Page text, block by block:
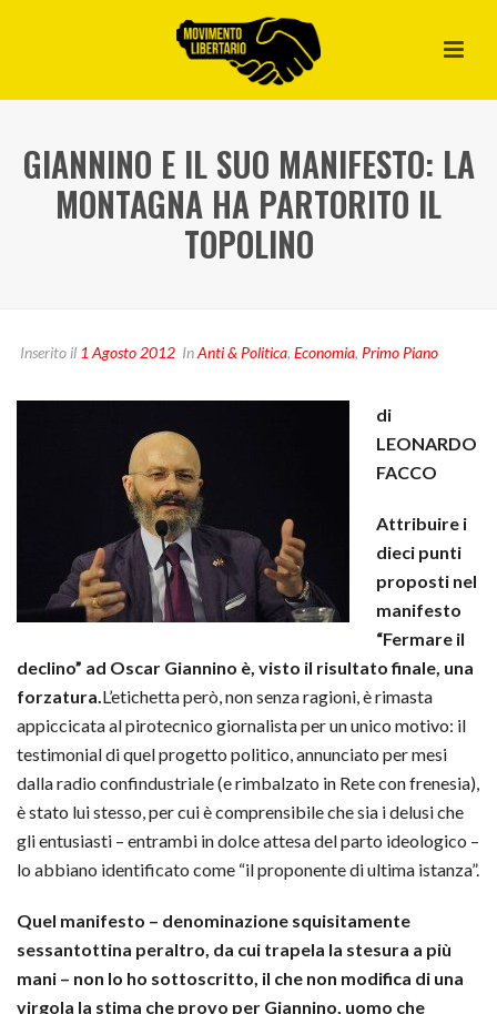
GIANNINO E IL SUO MANIFESTO: LA
MONTAGNA HA PARTORITO IL
TOPOLINO
Inserito il 1 Agosto 2012 InAnti & Politica, Economia, Primo Piano
di
LEONARDO
FACCO
Attribuire i
dieci punti
proposti nel
manifesto
“Fermare il
declino” ad Oscar Giannino è, visto il risultato finale, una
forzatura.L’etichetta però, non senza ragioni, è rimasta
appiccicata al pirotecnico giornalista per un unico motivo: il
testimonial di quel progetto politico, annunciato per mesi
dalla radio confindustriale (e rimbalzato in Rete con frenesia),
è stato lui stesso, per cui è comprensibile che sia i delusi che
gli entusiasti – entrambi in dolce attesa del parto ideologico –
lo abbiano identificato come “il proponente di ultima istanza”.
Quel manifesto – denominazione squisitamente
sessantottina peraltro, da cui trapela la stesura a più
mani – non lo ho sottoscritto, il che non modifica di una
virgola la stima che provo per Giannino, uomo che